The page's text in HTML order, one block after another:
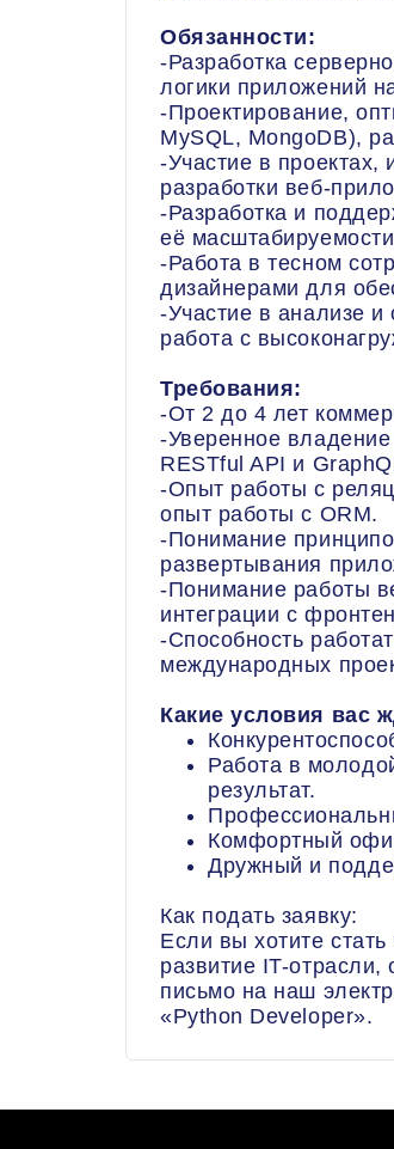
Обязанности:
-Разработка
логики приложений
-Проектирование,
MySQL, MongoDB),
-Участие в
разработки веб-
-Разработка и
её
-Работа в тесном
дизайнерами для
-Участие в анализе и
работа с
Требования:
-От 2 до 4 лет
-Уверенное
RESTful API и
-Опыт работы с
опыт работы с ORM.
-Понимание
развертывания
-Понимание работы
интеграции с
-Способность
международных
Какие условия вас
Работа в
результат.
Комфортный
Дружный и
Как подать заявку:
Если вы хотите
развитие IT-
письмо на наш
«Python Developer».